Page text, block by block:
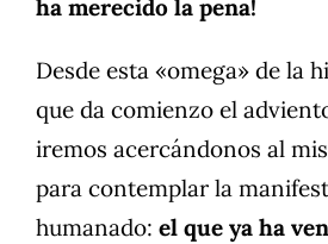
ha merecido la pena!
Desde esta «omega» de la
que da comienzo el
iremos acercándonos al
para contemplar la
humanado: el que ya ha